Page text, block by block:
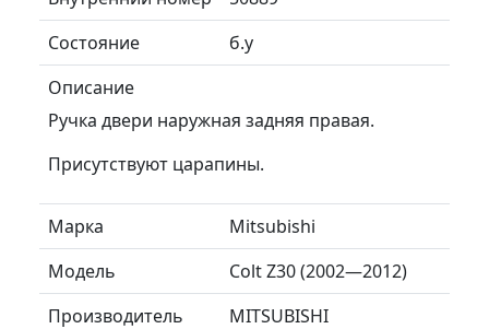
Состояние
б.у
Описание
Ручка двери наружная задняя правая.
Присутствуют царапины.
Марка
Mitsubishi
Модель
Colt Z30 (2002—2012)
Производитель
MITSUBISHI